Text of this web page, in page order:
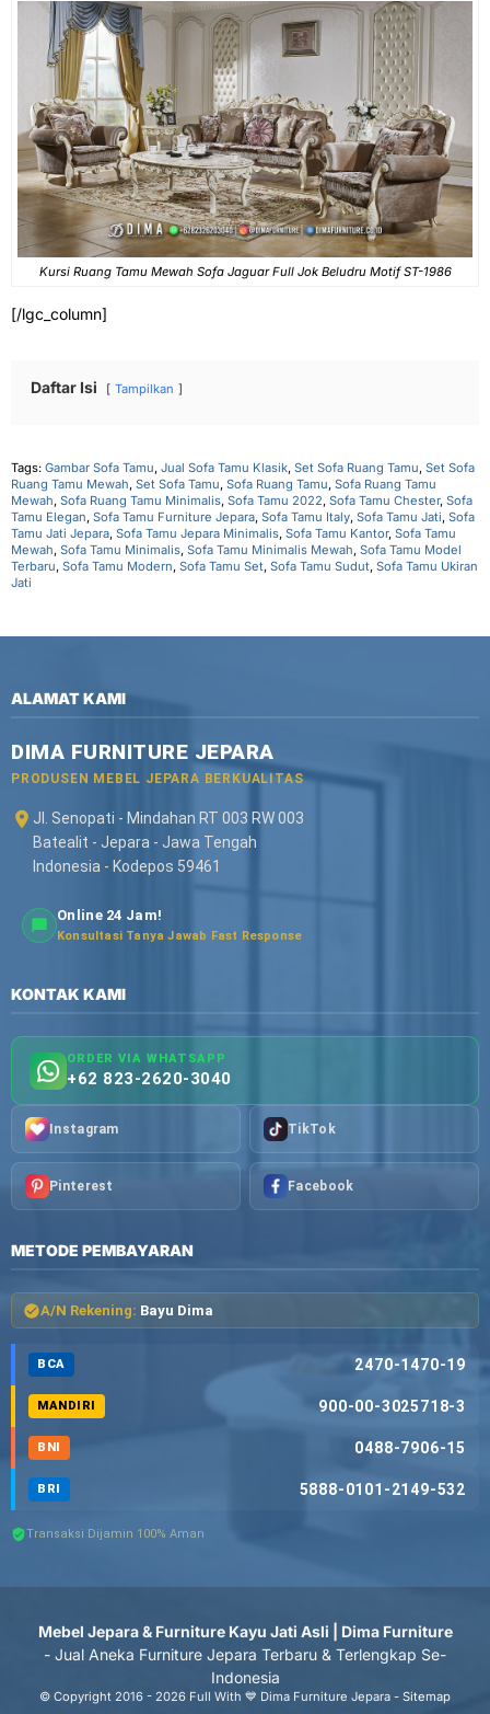
Kursi Ruang Tamu Mewah Sofa Jaguar Full Jok Beludru Motif ST-1986
[/lgc_column]
Daftar Isi Tampilkan
Tags: Gambar Sofa Tamu, Jual Sofa Tamu Klasik, Set Sofa Ruang Tamu, Set Sofa
Ruang Tamu Mewah, Set Sofa Tamu, Sofa Ruang Tamu, Sofa Ruang Tamu
Mewah, Sofa Ruang Tamu Minimalis, Sofa Tamu 2022, Sofa Tamu Chester, Sofa
Tamu Elegan, Sofa Tamu Furniture Jepara, Sofa Tamu Italy, Sofa Tamu Jati, Sofa
Tamu Jati Jepara, Sofa Tamu Jepara Minimalis, Sofa Tamu Kantor, Sofa Tamu
Mewah, Sofa Tamu Minimalis, Sofa Tamu Minimalis Mewah, Sofa Tamu Model
Terbaru, Sofa Tamu Modern, Sofa Tamu Set, Sofa Tamu Sudut, Sofa Tamu Ukiran
Jati
ALAMAT KAMI
DIMA FURNITURE JEPARA
PRODUSEN MEBEL JEPARA BERKUALITAS
Jl. Senopati - Mindahan RT 003 RW 003
Batealit - Jepara - Jawa Tengah
Indonesia - Kodepos 59461
Online 24 Jam!
Konsultasi Tanya Jawab Fast Response
KONTAK KAMI
ORDER VIA WHATSAPP
+62 823-2620-3040
Instagram TikTok
Pinterest Facebook
METODE PEMBAYARAN
A/N Rekening: Bayu Dima
BCA 2470-1470-19
MANDIRI 900-00-3025718-3
BNI 0488-7906-15
BRI 5888-0101-2149-532
Transaksi Dijamin 100% Aman
Mebel Jepara & Furniture Kayu Jati Asli | Dima Furniture
- Jual Aneka Furniture Jepara Terbaru & Terlengkap Se-
Indonesia
© Copyright 2016 - 2026 Full With 💙 Dima Furniture Jepara - Sitemap